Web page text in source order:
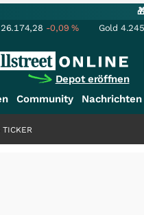
26.174,28 -0,09% Gold
Depot eröffnen
Community Nachrichten
TICKER